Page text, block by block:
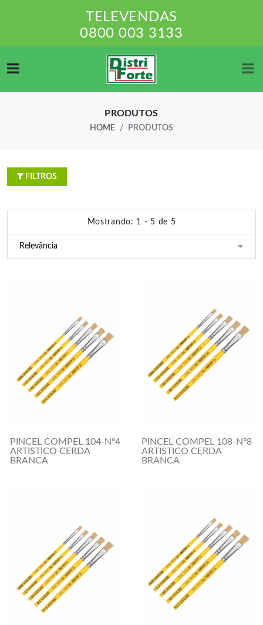
TELEVENDAS
0800 003 3133
PRODUTOS
HOME PRODUTOS
FILTROS
Mostrando: 1 - 5 de 5
PINCEL COMPEL 104-Nº4
ARTISTICO CERDA
BRANCA
PINCEL COMPEL 108-Nº8
ARTISTICO CERDA
BRANCA